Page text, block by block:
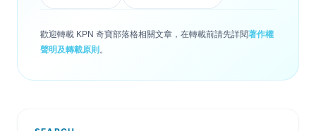
歡迎轉載 KPN 奇寶部落格相關文章，在轉載前請先詳閱著作權
聲明及轉載原則 。